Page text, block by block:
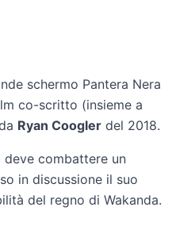
schermo Pantera Nera
co-scritto (insieme a
Ryan Coogler del 2018.
deve combattere un
in discussione il suo
del regno di Wakanda.